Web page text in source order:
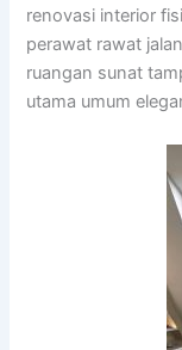
renovasi interior
perawat rawat
ruangan sunat
utama umum